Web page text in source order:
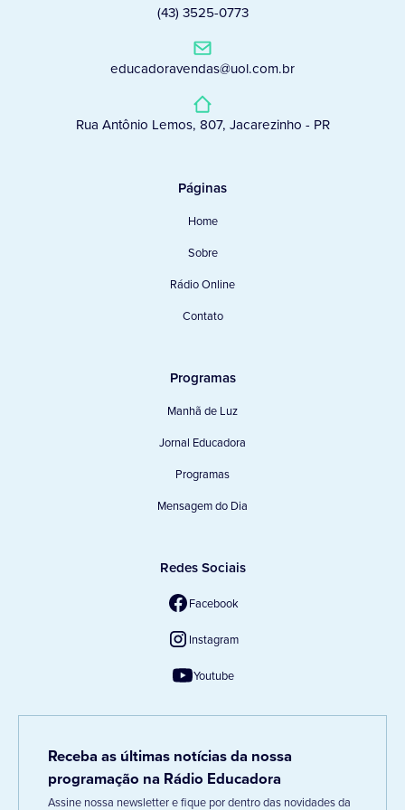
(43) 3525-0773
educadoravendas@uol.com.br
Rua Antônio Lemos, 807, Jacarezinho - PR
Páginas
Home
Sobre
Rádio Online
Contato
Programas
Manhã de Luz
Jornal Educadora
Programas
Mensagem do Dia
Redes Sociais
Facebook
Instagram
Youtube
Receba as últimas notícias da nossa
programação na Rádio Educadora
Assine nossa newsletter e fique por dentro das novidades da